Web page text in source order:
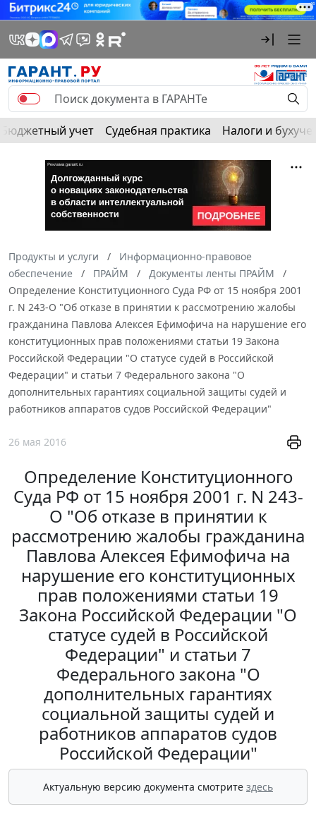
Бюджетный учет Судебная практика Налоги и
Продукты и услуги
Информационно-правовое
обеспечение
ПРАЙМ
Документы ленты ПРАЙМ
Определение Конституционного Суда РФ от 15 ноября 2001
г. N 243-О "Об отказе в принятии к рассмотрению жалобы
гражданина Павлова Алексея Ефимофича на нарушение его
конституционных прав положениями статьи 19 Закона
Российской Федерации "О статусе судей в Российской
Федерации" и статьи 7 Федерального закона "О
дополнительных гарантиях социальной защиты судей и
работников аппаратов судов Российской Федерации"
26 мая 2016
Определение Конституционного
Суда РФ от 15 ноября 2001 г. N 243-
О "Об отказе в принятии к
рассмотрению жалобы гражданина
Павлова Алексея Ефимофича на
нарушение его конституционных
прав положениями статьи 19
Закона Российской Федерации "О
статусе судей в Российской
Федерации" и статьи 7
Федерального закона "О
дополнительных гарантиях
социальной защиты судей и
работников аппаратов судов
Российской Федерации"
Актуальную версию документа смотрите здесь